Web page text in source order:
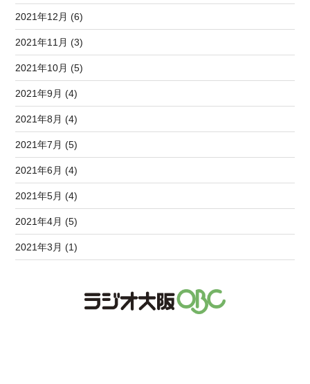
2021年12月 (6)
2021年11月 (3)
2021年10月 (5)
2021年9月 (4)
2021年8月 (4)
2021年7月 (5)
2021年6月 (4)
2021年5月 (4)
2021年4月 (5)
2021年3月 (1)